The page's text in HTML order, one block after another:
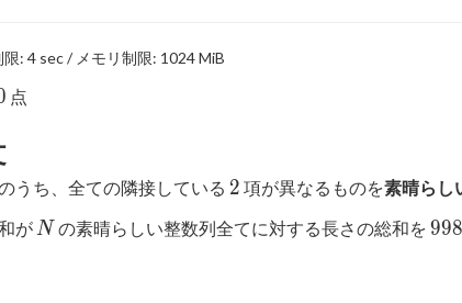
: 4 sec / メモリ制限: 1024 MiB
点
うち、全ての隣接している 2
2 項が異なるものを素晴らし
が N
N の素晴らしい整数列全てに対する長さの総和を998